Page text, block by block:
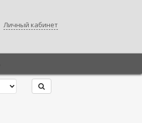
Личный кабинет